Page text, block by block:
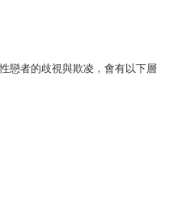
戀者的歧視與欺凌，會有以下層